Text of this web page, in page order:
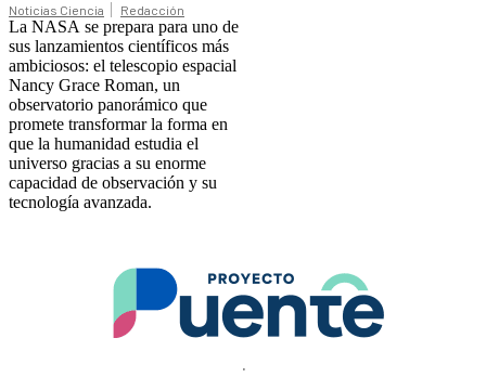
Noticias Ciencia Redacción
La NASA se prepara para uno de
sus lanzamientos científicos más
ambiciosos: el telescopio espacial
Nancy Grace Roman, un
observatorio panorámico que
promete transformar la forma en
que la humanidad estudia el
universo gracias a su enorme
capacidad de observación y su
tecnología avanzada.
.